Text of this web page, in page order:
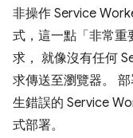
非操作 Service
式，這一點「非常重
求， 就像沒有任何
求傳送至瀏覽器。
生錯誤的 Service
式部署。